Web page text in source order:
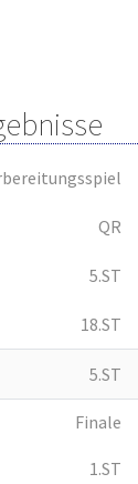
QR
5.ST
18.ST
5.ST
Finale
1.ST